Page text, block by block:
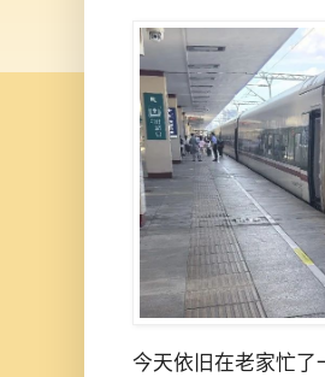
今天依旧在老家忙了